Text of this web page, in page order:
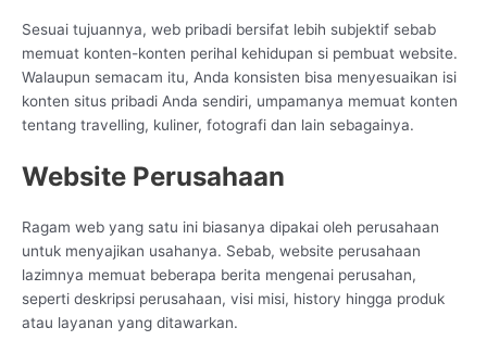
Sesuai tujuannya, web pribadi bersifat lebih subjektif sebab
memuat konten-konten perihal kehidupan si pembuat website.
Walaupun semacam itu, Anda konsisten bisa menyesuaikan isi
konten situs pribadi Anda sendiri, umpamanya memuat konten
tentang travelling, kuliner, fotografi dan lain sebagainya.
Website Perusahaan
Ragam web yang satu ini biasanya dipakai oleh perusahaan
untuk menyajikan usahanya. Sebab, website perusahaan
lazimnya memuat beberapa berita mengenai perusahan,
seperti deskripsi perusahaan, visi misi, history hingga produk
atau layanan yang ditawarkan.